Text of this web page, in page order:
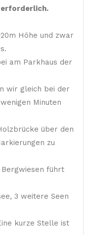
erforderlich.
Höhe und zwar
am Parkhaus der
wir gleich bei der
Minuten
über den
zu
führt
3 weitere Seen
kurze Stelle ist